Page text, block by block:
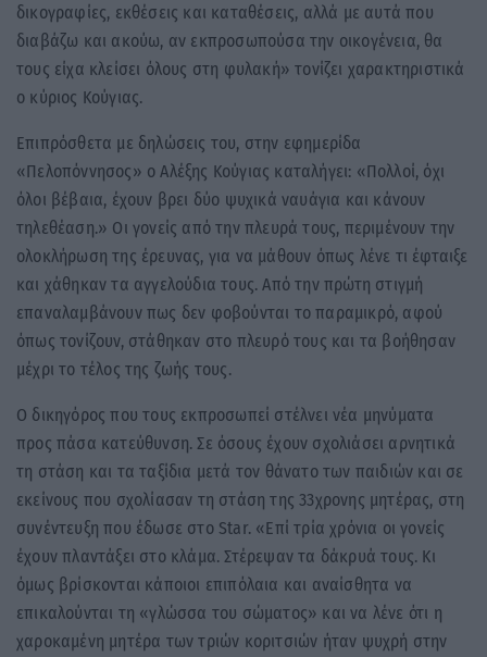
δικογραφίες, εκθέσεις και καταθέσεις, αλλά με αυτά που
διαβάζω και ακούω, αν εκπροσωπούσα την οικογένεια, θα
τους είχα κλείσει όλους στη φυλακή» τονίζει χαρακτηριστικά
ο κύριος Κούγιας.
Επιπρόσθετα με δηλώσεις του, στην εφημερίδα
«Πελοπόννησος» ο Αλέξης Κούγιας καταλήγει: «Πολλοί, όχι
όλοι βέβαια, έχουν βρει δύο ψυχικά ναυάγια και κάνουν
τηλεθέαση.» Οι γονείς από την πλευρά τους, περιμένουν την
ολοκλήρωση της έρευνας, για να μάθουν όπως λένε τι έφταιξε
και χάθηκαν τα αγγελούδια τους. Από την πρώτη στιγμή
επαναλαμβάνουν πως δεν φοβούνται το παραμικρό, αφού
όπως τονίζουν, στάθηκαν στο πλευρό τους και τα βοήθησαν
μέχρι το τέλος της ζωής τους.
Ο δικηγόρος που τους εκπροσωπεί στέλνει νέα μηνύματα
προς πάσα κατεύθυνση. Σε όσους έχουν σχολιάσει αρνητικά
τη στάση και τα ταξίδια μετά τον θάνατο των παιδιών και σε
εκείνους που σχολίασαν τη στάση της 33χρονης μητέρας, στη
συνέντευξη που έδωσε στο Star. «Επί τρία χρόνια οι γονείς
έχουν πλαντάξει στο κλάμα. Στέρεψαν τα δάκρυά τους. Κι
όμως βρίσκονται κάποιοι επιπόλαια και αναίσθητα να
επικαλούνται τη «γλώσσα του σώματος» και να λένε ότι η
χαροκαμένη μητέρα των τριών κοριτσιών ήταν ψυχρή στην